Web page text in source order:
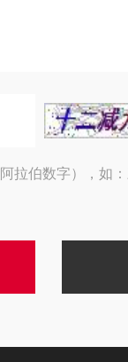
拉伯数字），如